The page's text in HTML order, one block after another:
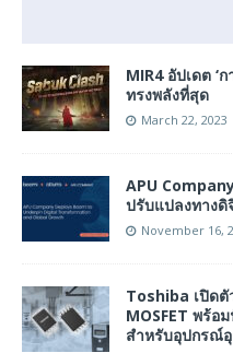
MIR4 อัปเดต ‘
ทรงพลังที่สุด
March 22, 2023
APU
ปรับแปลงทางดิ
November 16,
Toshiba เปิดตั
MOSFET พร้
สำหรับอุปกรณ์